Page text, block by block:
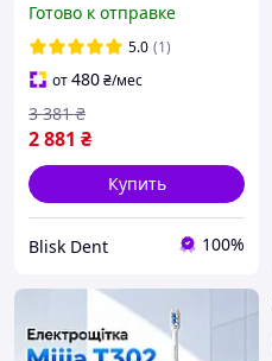
насадками синяя/розовая
Готово к отправке
5.0 (1)
от480₴/мес
2 881 ₴
3 381 ₴
Купить
Blisk Dent 100%